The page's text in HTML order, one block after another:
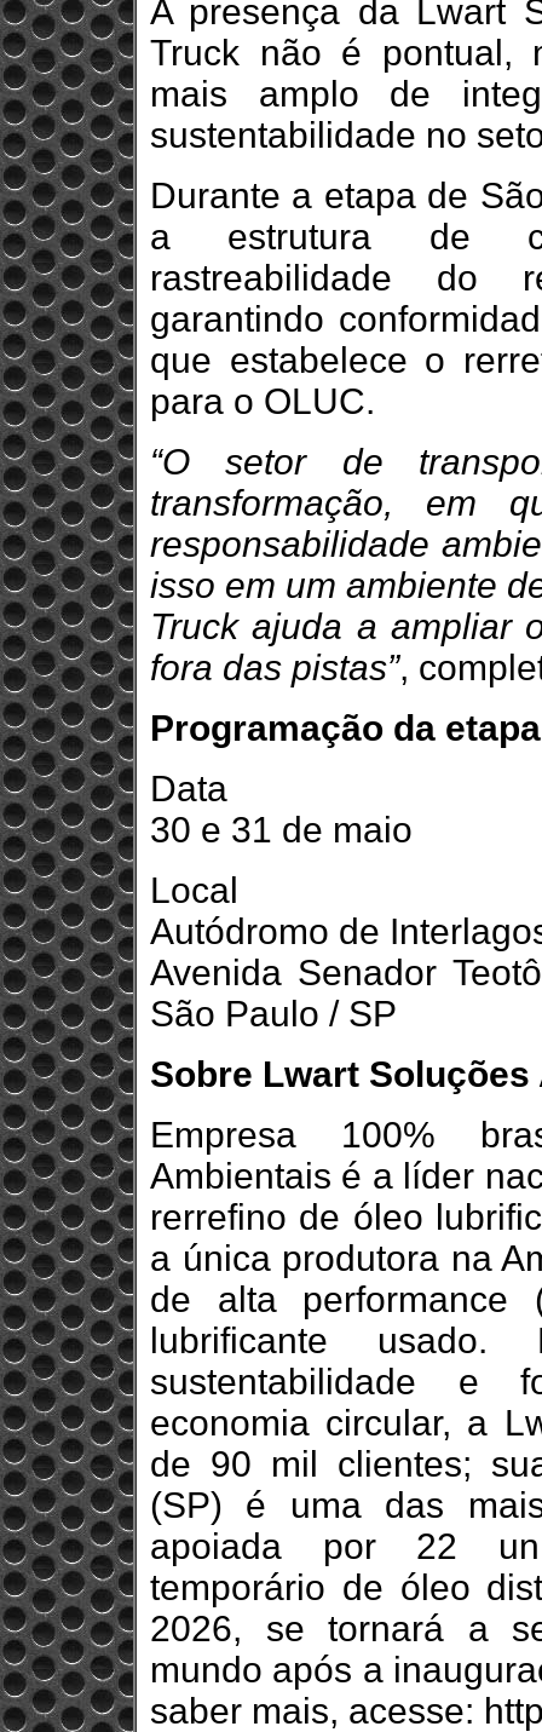
A presença da Lwart
Truck não é pontual,
mais amplo de
sustentabilidade no
Durante a etapa de
a estrutura de
rastreabilidade do
garantindo
que estabelece o
para o OLUC.
“O setor de
transformação, em
responsabilidade
isso em um ambiente
Truck ajuda a ampliar
fora das pistas”,
Programação da
Data
30 e 31 de maio
Local
Autódromo de
Avenida Senador
São Paulo / SP
Sobre Lwart
Empresa 100%
Ambientais é a líder
rerrefino de óleo
a única produtora na
de alta
lubrificante
sustentabilidade e
economia circular, a
de 90 mil clientes;
(SP) é uma das
apoiada por 22
temporário de óleo
2026, se tornará a
mundo após a
saber mais, acesse: